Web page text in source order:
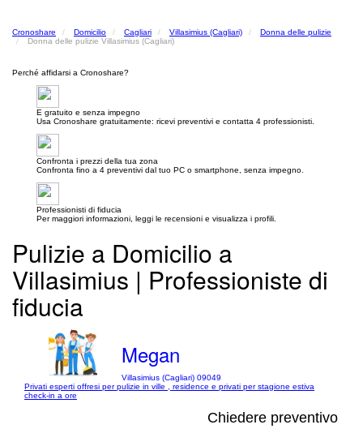
Cronoshare Domicilio Cagliari Villasimius (Cagliari)
Donna delle pulizie
Donna delle pulizie Villasimius (Cagliari)
Perché affidarsi a Cronoshare?
E gratuito e senza impegno
Usa Cronoshare gratuitamente: ricevi preventivi e contatta 4 professionisti.
Confronta i prezzi della tua zona
Confronta fino a 4 preventivi dal tuo PC o smartphone, senza impegno.
Professionisti di fiducia
Per maggiori informazioni, leggi le recensioni e visualizza i profili.
Pulizie a Domicilio a
Villasimius | Professioniste di
fiducia
Megan
Villasimius (Cagliari) 09049
Privati esperti offresi per pulizie in ville , residence e privati per stagione estiva
check-in a ore
Chiedere preventivo